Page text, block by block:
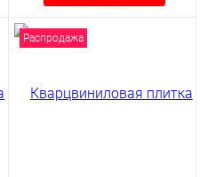
Распродажа